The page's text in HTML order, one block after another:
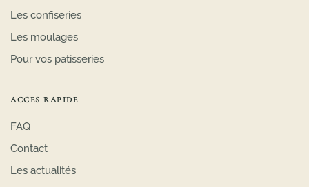
Les confiseries
Les moulages
Pour vos patisseries
ACCES RAPIDE
FAQ
Contact
Les actualités